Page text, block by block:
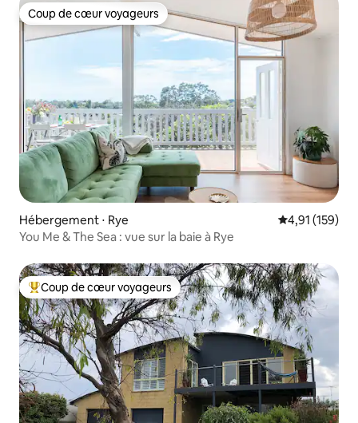
Coup de cœur voyageurs
Coup de cœur voyageurs
Hébergement ⋅ Rye Évaluation
4,91 (159)
You Me & The Sea : vue sur la baie à Rye
Coups de cœur voyageurs les plus appréciés
Coup de cœur voyageurs